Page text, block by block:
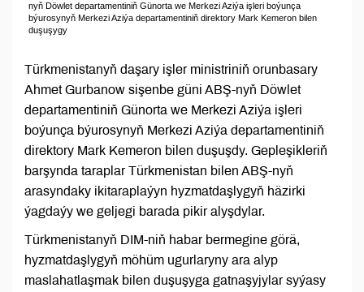
nyň Döwlet departamentiniň Günorta we Merkezi Aziýa işleri boýunça
býurosynyň Merkezi Aziýa departamentiniň direktory Mark Kemeron bilen
duşuşygy
Türkmenistanyň daşary işler ministriniň orunbasary
Ahmet Gurbanow sişenbe güni ABŞ-nyň Döwlet
departamentiniň Günorta we Merkezi Aziýa işleri
boýunça býurosynyň Merkezi Aziýa departamentiniň
direktory Mark Kemeron bilen duşuşdy. Gepleşikleriň
barşynda taraplar Türkmenistan bilen ABŞ-nyň
arasyndaky ikitaraplaýyn hyzmatdaşlygyň häzirki
ýagdaýy we geljegi barada pikir alyşdylar.
Türkmenistanyň DIM-niň habar bermegine görä,
hyzmatdaşlygyň möhüm ugurlaryny ara alyp
maslahatlaşmak bilen duşuşyga gatnaşyjylar syýasy